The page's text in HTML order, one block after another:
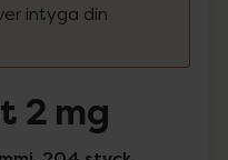
intyga din
2 mg